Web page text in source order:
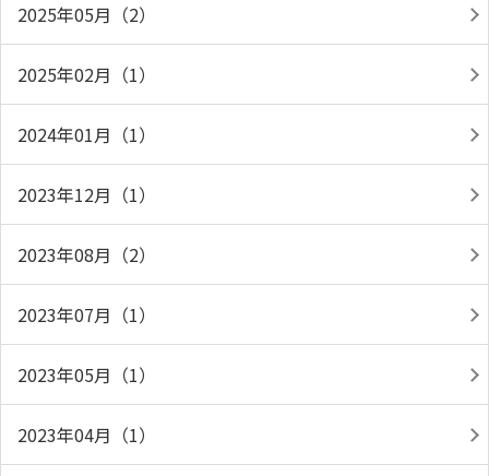
2025年05月（2）
2025年02月（1）
2024年01月（1）
2023年12月（1）
2023年08月（2）
2023年07月（1）
2023年05月（1）
2023年04月（1）